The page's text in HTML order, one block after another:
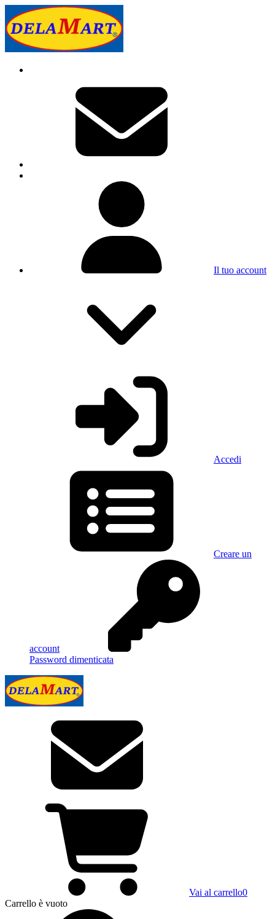
Il tuo account
Accedi
Creare un
account
Password dimenticata
Vai al carrello0
Carrello è vuoto